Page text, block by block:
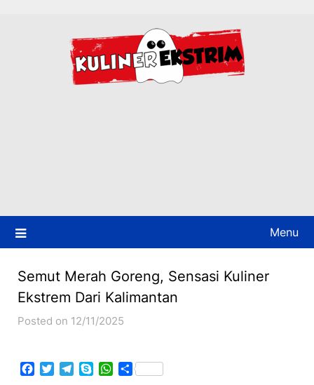
Menu
Semut Merah Goreng, Sensasi Kuliner
Ekstrem Dari Kalimantan
Posted on 12/11/2025
Facebook
TwitterTelegram
SkypeWhatsApp
Share